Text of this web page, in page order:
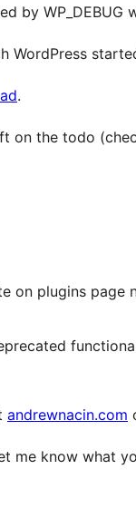
by WP_DEBUG
WordPress
.
on the todo
on plugins page
andrewnacin.com
me know what